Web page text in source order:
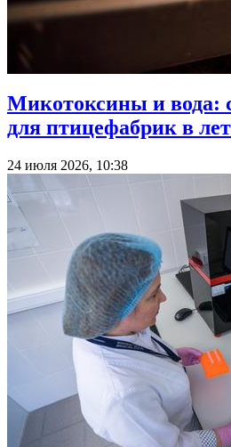
Микотоксины и вода:
для птицефабрик в
24 июля 2026, 10:38